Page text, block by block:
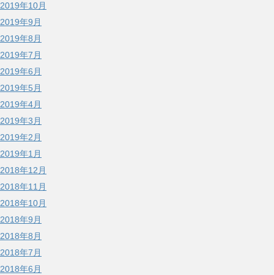
2019年10月
2019年9月
2019年8月
2019年7月
2019年6月
2019年5月
2019年4月
2019年3月
2019年2月
2019年1月
2018年12月
2018年11月
2018年10月
2018年9月
2018年8月
2018年7月
2018年6月